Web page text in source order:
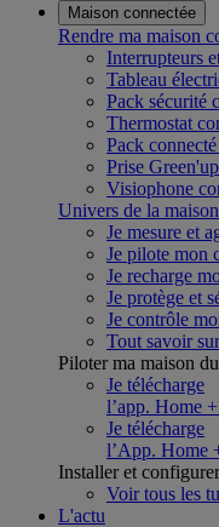
Maison connectée
Rendre ma maison
Interrupteurs
Tableau
Pack sécurité
Thermostat
Pack
Prise
Visiophone
Univers de la
Je mesure et
Je pilote mon
Je recharge
Je protège et
Je contrôle
Tout savoir
Piloter ma maison
Je télécharge
l’app. Home
Je télécharge
l’App. Home
Installer et
Voir tous les
L'actu